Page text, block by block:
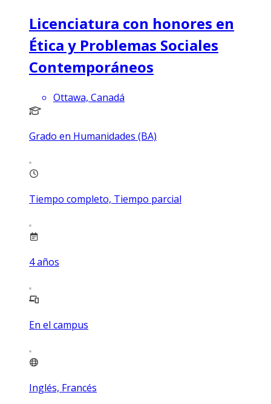
Licenciatura con honores en
Ética y Problemas Sociales
Contemporáneos
Ottawa, Canadá
Grado en Humanidades (BA)
Tiempo completo, Tiempo parcial
4años
En el campus
Inglés, Francés